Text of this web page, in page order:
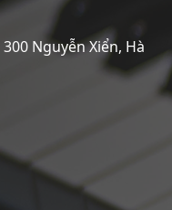
300 Nguyễn Xiển, Hà